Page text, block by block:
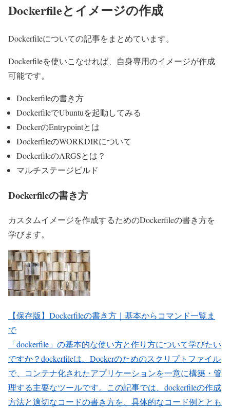
Dockerfileとイメージの作成
Dockerfileについての記事をまとめています。
Dockerfileを使いこなせれば、自身専用のイメージが作成
可能です。
Dockerfileの書き方
DockerfileでUbuntuを起動してみる
DockerのEntrypointとは
DockerfileのWORKDIRについて
DockerfileのARGSとは？
マルチステージビルド
Dockerfileの書き方
カスタムイメージを作成するためのDockerfileの書き方を
学びます。
【保存版】Dockerfileの書き方｜基本からコマンド一覧ま
で
「dockerfile」の基本的な使い方と作り方について学びたい
ですか？dockerfileは、Dockerのためのスクリプトファイル
で、コンテナ化されたアプリケーションを一意に構築・管
理する主要なツールです。この記事では、dockerfileの作成
方法と適切なコードの書き方を、具体的なコード例ととも